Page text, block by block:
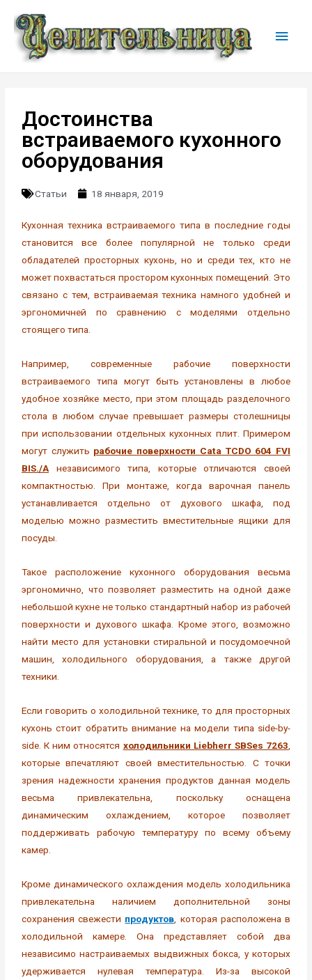
Достоинства
встраиваемого кухонного
оборудования
Статьи 18 января, 2019
Кухонная техника встраиваемого типа в последние годы
становится все более популярной не только среди
обладателей просторных кухонь, но и среди тех, кто не
может похвастаться простором кухонных помещений. Это
связано с тем, встраиваемая техника намного удобней и
эргономичней по сравнению с моделями отдельно
стоящего типа.
Например, современные рабочие поверхности
встраиваемого типа могут быть установлены в любое
удобное хозяйке место, при этом площадь разделочного
стола в любом случае превышает размеры столешницы
при использовании отдельных кухонных плит. Примером
могут служить рабочие поверхности Cata TCDO 604 FVI
BIS./A независимого типа, которые отличаются своей
компактностью. При монтаже, когда варочная панель
устанавливается отдельно от духового шкафа, под
моделью можно разместить вместительные ящики для
посуды.
Такое расположение кухонного оборудования весьма
эргономично, что позволяет разместить на одной даже
небольшой кухне не только стандартный набор из рабочей
поверхности и духового шкафа. Кроме этого, возможно
найти место для установки стиральной и посудомоечной
машин, холодильного оборудования, а также другой
техники.
Если говорить о холодильной технике, то для просторных
кухонь стоит обратить внимание на модели типа side-by-
side. К ним относятся холодильники Liebherr SBSes 7263
которые впечатляют своей вместительностью. С точки
зрения надежности хранения продуктов данная модель
весьма привлекательна, поскольку оснащена
динамическим охлаждением, которое позволяет
поддерживать рабочую температуру по всему объему
камер.
Кроме динамического охлаждения модель холодильника
привлекательна наличием дополнительной зоны
сохранения свежести продуктов , которая расположена в
холодильной камере. Она представляет собой два
независимо настраиваемых выдвижных бокса, у которых
удерживается нулевая температура. Из-за высокой